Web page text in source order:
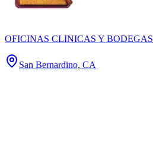
OFICINAS CLINICAS Y BODEGAS
San Bernardino, CA